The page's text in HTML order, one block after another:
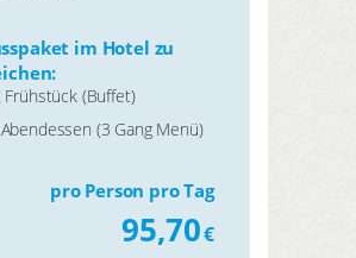
im Hotel zu
Frühstück (Buffet)
(3 Gang Menü)
pro Person pro Tag
95,70€